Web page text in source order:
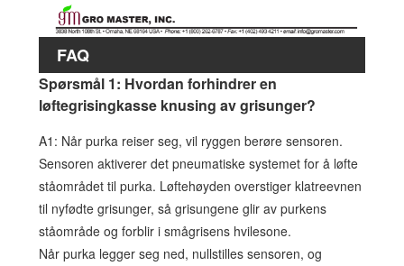
FAQ
Spørsmål 1: Hvordan forhindrer en
løftegrisingkasse knusing av grisunger?
A1: Når purka reiser seg, vil ryggen berøre sensoren.
Sensoren aktiverer det pneumatiske systemet for å løfte
ståområdet til purka. Løftehøyden overstiger klatreevnen
til nyfødte grisunger, så grisungene glir av purkens
ståområde og forblir i smågrisens hvilesone.
Når purka legger seg ned, nullstilles sensoren, og